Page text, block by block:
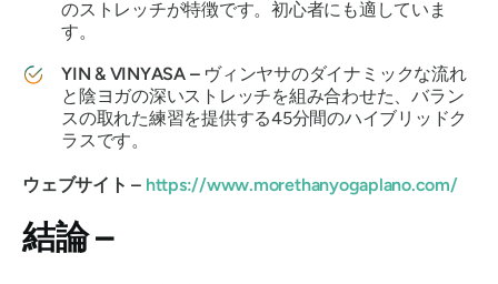
のストレッチが特徴です。初心者にも適していま
す。
YIN & VINYASA – ヴィンヤサのダイナミックな流れ
と陰ヨガの深いストレッチを組み合わせた、バラン
スの取れた練習を提供する45分間のハイブリッドク
ラスです。
ウェブサイト – https://www.morethanyogaplano.com/
結論 –